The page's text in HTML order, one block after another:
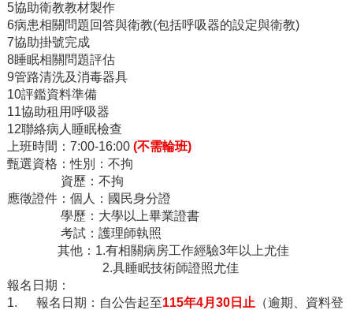
5協助衛教教材製作
6病患相關問題回答與衛教(包括呼吸器的設定與衛教)
7協助掛號完成
8睡眠相關問題評估
9管路清洗及消毒器具
10評鑑資料準備
11協助租用呼吸器
12聯絡病人睡眠檢查
上班時間：7:00-16:00(不需輪班)
甄選資格：性別：不拘
資歷：不拘
應徵證件：個人：國民身分證
學歷：大學以上畢業證書
考試：護理師執照
其他： 1.有相關病房工作經驗3年以上尤佳
2.具睡眠技術師證照尤佳
報名日期：
1.報名日期：自公告起至115年4月30 日止 （逾期、資料登